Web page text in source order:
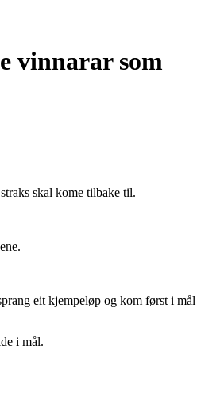
vinnarar som
skal kome tilbake til.
eit kjempeløp og kom først i mål
i mål.